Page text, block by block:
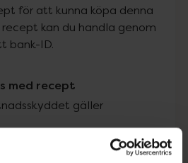
för att kunna köpa denna
kan du handla genom
bank-ID.
med recept
gäller
kr